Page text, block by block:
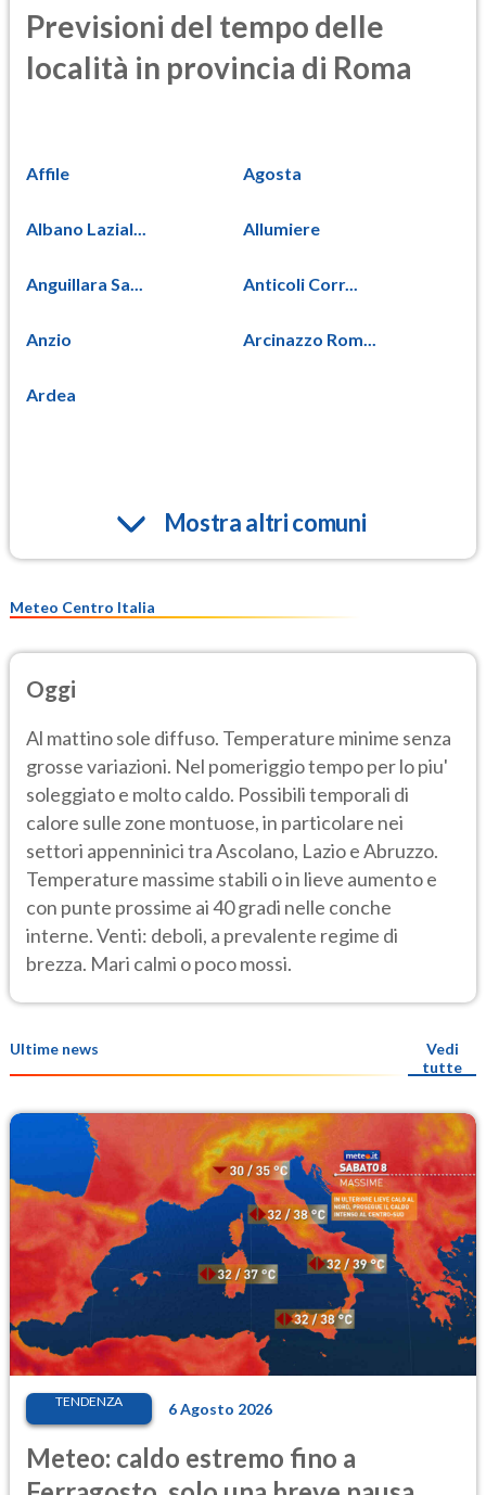
Previsioni del tempo delle
località in provincia di Roma
Affile Agosta
Albano Lazial... Allumiere
Anguillara Sa... Anticoli Corr...
Anzio Arcinazzo Rom...
Ardea
Mostra altri comuni
Meteo Centro Italia
Oggi
Al mattino sole diffuso. Temperature minime senza
grosse variazioni. Nel pomeriggio tempo per lo piu'
soleggiato e molto caldo. Possibili temporali di
calore sulle zone montuose, in particolare nei
settori appenninici tra Ascolano, Lazio e Abruzzo.
Temperature massime stabili o in lieve aumento e
con punte prossime ai 40 gradi nelle conche
interne. Venti: deboli, a prevalente regime di
brezza. Mari calmi o poco mossi.
Ultime news
Vedi
tutte
TENDENZA 6 Agosto 2026
Meteo: caldo estremo fino a